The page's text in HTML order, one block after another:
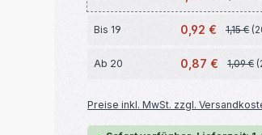
Bis 19 0,92 € 1,15 €
Ab 20 0,87 € 1,09 €
Preise inkl. MwSt. zzgl.